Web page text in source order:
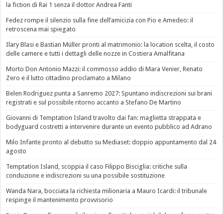
la fiction di Rai 1 senza il dottor Andrea Fanti
Fedez rompe il silenzio sulla fine dell’amicizia con Pio e Amedeo: il
retroscena mai spiegato
Ilary Blasi e Bastian Müller pronti al matrimonio: la location scelta, il costo
delle camere e tutti i dettagli delle nozze in Costiera Amalfitana
Morto Don Antonio Mazzi: il commosso addio di Mara Venier, Renato
Zero e il lutto cittadino proclamato a Milano
Belen Rodriguez punta a Sanremo 2027: Spuntano indiscrezioni sui brani
registrati e sul possibile ritorno accanto a Stefano De Martino
Giovanni di Temptation Island travolto dai fan: maglietta strappata e
bodyguard costretti a intervenire durante un evento pubblico ad Adrano
Milo Infante pronto al debutto su Mediaset: doppio appuntamento dal 24
agosto
Temptation Island, scoppia il caso Filippo Bisciglia: critiche sulla
conduzione e indiscrezioni su una possibile sostituzione
Wanda Nara, bocciata la richiesta milionaria a Mauro Icardi: il tribunale
respinge il mantenimento provvisorio